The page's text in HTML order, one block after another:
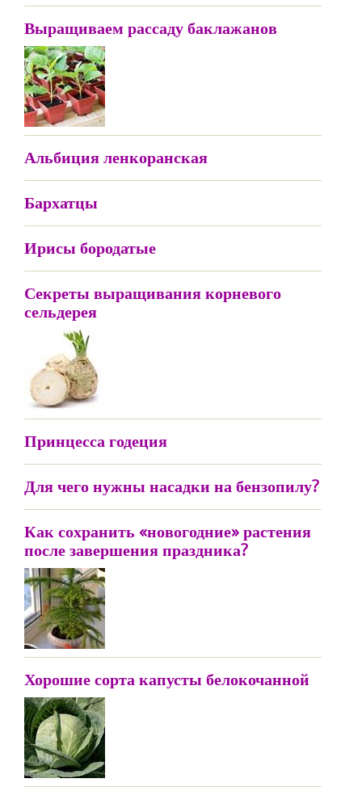
Выращиваем рассаду баклажанов
Альбиция ленкоранская
Бархатцы
Ирисы бородатые
Секреты выращивания корневого
сельдерея
Принцесса годеция
Для чего нужны насадки на бензопилу?
Как сохранить «новогодние» растения
после завершения праздника?
Хорошие сорта капусты белокочанной